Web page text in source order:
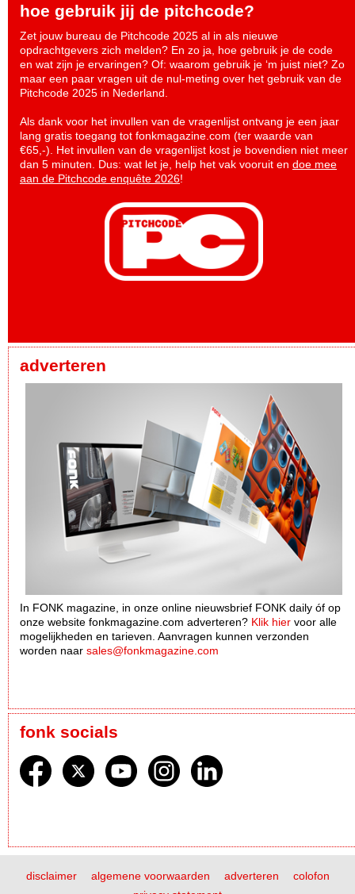
hoe gebruik jij de pitchcode?
Zet jouw bureau de Pitchcode 2025 al in als nieuwe
opdrachtgevers zich melden? En zo ja, hoe gebruik je de code
en wat zijn je ervaringen? Of: waarom gebruik je ‘m juist niet? Zo
maar een paar vragen uit de nul-meting over het gebruik van de
Pitchcode 2025 in Nederland.
Als dank voor het invullen van de vragenlijst ontvang je een jaar
lang gratis toegang tot fonkmagazine.com (ter waarde van
€65,-). Het invullen van de vragenlijst kost je bovendien niet meer
dan 5 minuten. Dus: wat let je, help het vak vooruit en doe mee
aan de Pitchcode enquête 2026!
adverteren
In FONK magazine, in onze online nieuwsbrief FONK daily óf op
onze website fonkmagazine.com adverteren? Klik hier voor alle
mogelijkheden en tarieven. Aanvragen kunnen verzonden
worden naar sales@fonkmagazine.com
fonk socials
disclaimer algemene voorwaarden adverteren
colofon